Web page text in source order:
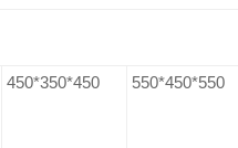
450*350*450 550*450*550